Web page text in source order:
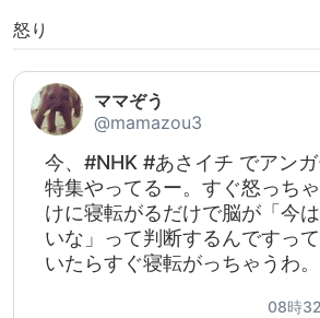
怒り
ママぞう
@mamazou3
今、#NHK #あさイチ でアン
特集やってるー。すぐ怒っち
けに寝転がるだけで脳が「今
いな」って判断するんですっ
いたらすぐ寝転がっちゃうわ。
08時